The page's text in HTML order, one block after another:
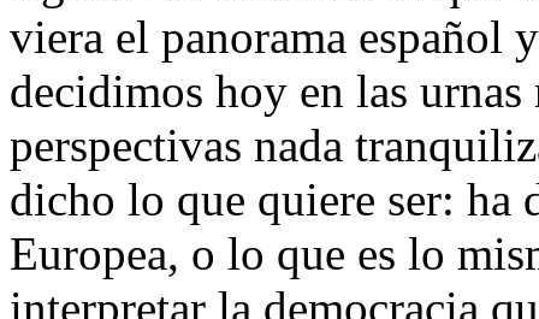
viera el panorama español
decidimos hoy en las
perspectivas nada
dicho lo que quiere ser: ha
Europea, o lo que es lo
interpretar la democracia